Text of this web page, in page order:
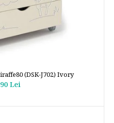
(DSK-J702) Ivory
Lei